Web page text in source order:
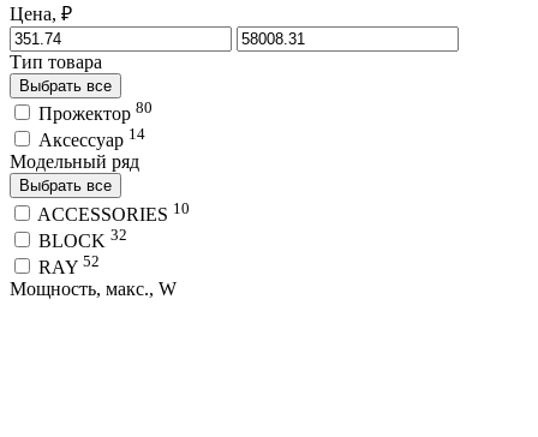
Цена, ₽
Тип товара
Выбрать все
Прожектор 80
Аксессуар 14
Модельный ряд
Выбрать все
ACCESSORIES 10
BLOCK 32
RAY 52
Мощность, макс., W